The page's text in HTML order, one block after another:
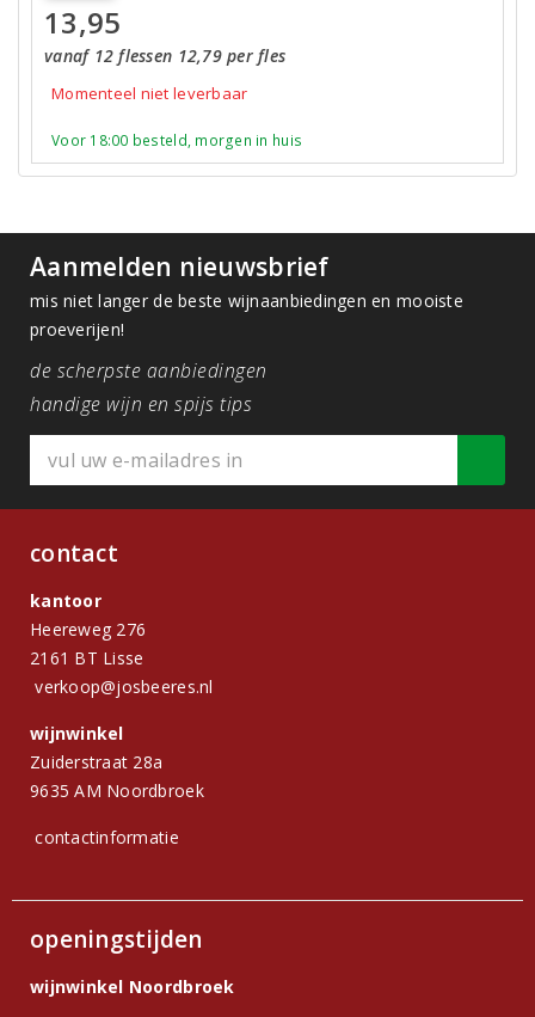
13,95
vanaf 12 flessen 12,79 per fles
Momenteel niet leverbaar
Voor 18:00 besteld, morgen in huis
Aanmelden nieuwsbrief
mis niet langer de beste wijnaanbiedingen en mooiste
proeverijen!
de scherpste aanbiedingen
handige wijn en spijs tips
contact
kantoor
Heereweg 276
2161 BT Lisse
verkoop@josbeeres.nl
wijnwinkel
Zuiderstraat 28a
9635 AM Noordbroek
contactinformatie
openingstijden
wijnwinkel Noordbroek